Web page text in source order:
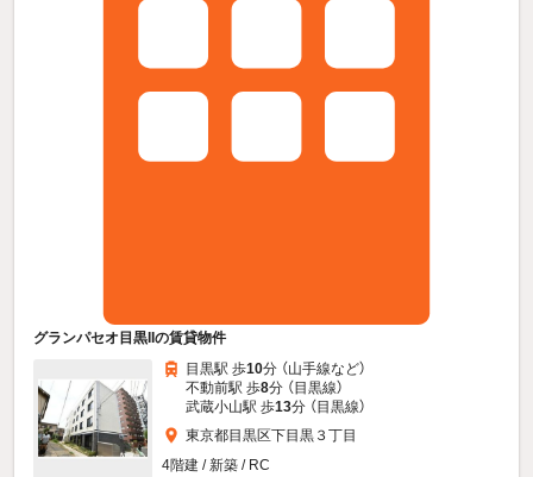
グランパセオ目黒IIの賃貸物件
目黒駅 歩10分 （山手線など）
不動前駅 歩8分 （目黒線）
武蔵小山駅 歩13分 （目黒線）
東京都目黒区下目黒３丁目
4階建 / 新築 / RC